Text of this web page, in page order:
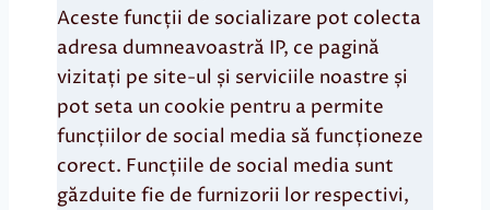
Aceste funcții de socializare pot colecta
adresa dumneavoastră IP, ce pagină
vizitați pe site-ul și serviciile noastre și
pot seta un cookie pentru a permite
funcțiilor de social media să funcționeze
corect. Funcțiile de social media sunt
găzduite fie de furnizorii lor respectivi,